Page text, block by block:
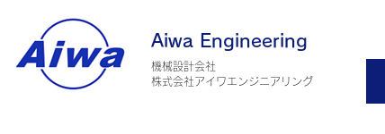
Aiwa Engineering
機械設計会社
​株式会社アイワエンジニアリング